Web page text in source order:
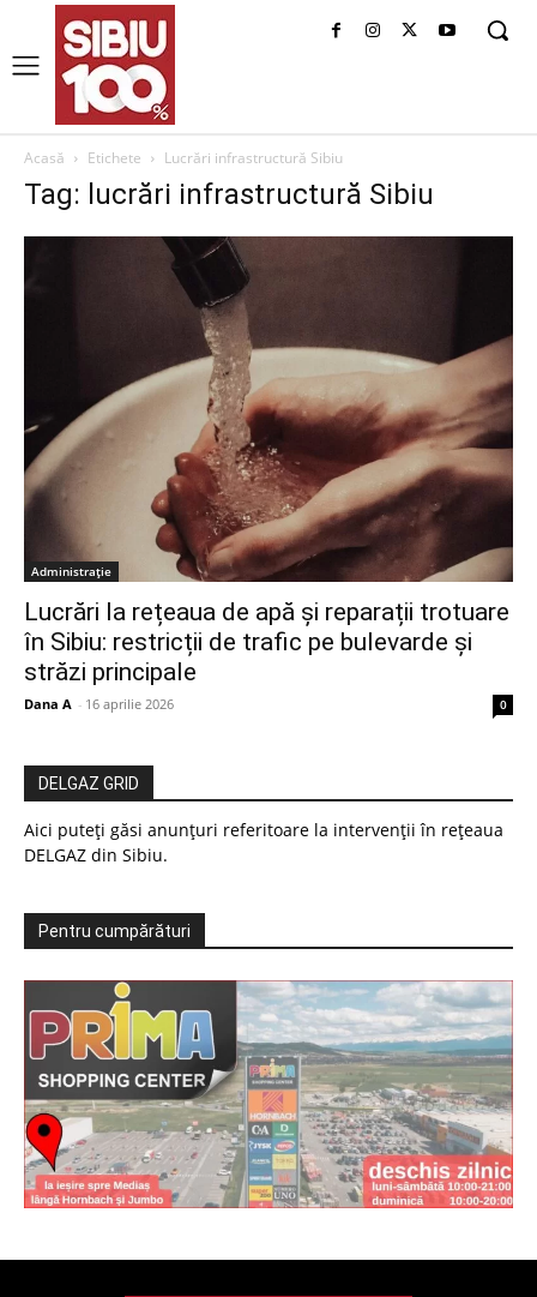
Acasă Etichete Lucrări infrastructură Sibiu
Tag: lucrări infrastructură Sibiu
Administrație
Lucrări la rețeaua de apă și reparații trotuare
în Sibiu: restricții de trafic pe bulevarde și
străzi principale
Dana A - 16 aprilie 2026 0
DELGAZ GRID
Aici puteți găsi anunțuri referitoare la intervenții în rețeaua
DELGAZ din Sibiu.
Pentru cumpărături